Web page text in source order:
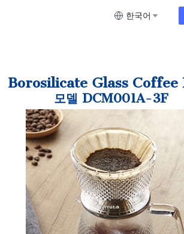
한국어
Borosilicate Glass
모델 DCM001A-3F